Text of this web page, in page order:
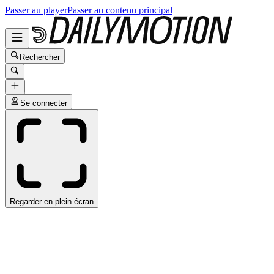
Passer au playerPasser au contenu principal
Rechercher
Se connecter
Regarder en plein écran